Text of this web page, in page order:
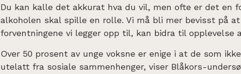
Du kan kalle det akkurat hva du vil, men ofte er det en
alkoholen skal spille en rolle. Vi må bli mer bevisst på
forventningene vi legger opp til, kan bidra til opplevelse
Over 50 prosent av unge voksne er enige i at de som
utelatt fra sosiale sammenhenger, viser Blåkors-